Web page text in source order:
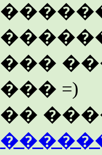
���
��� =)
��